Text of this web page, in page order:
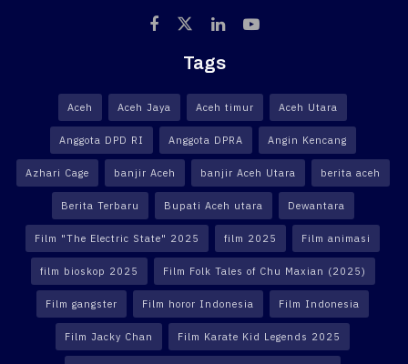
Tags
Aceh Aceh Jaya Aceh timur Aceh Utara
Anggota DPD RI Anggota DPRA Angin Kencang
Azhari Cage banjir Aceh banjir Aceh Utara berita aceh
Berita Terbaru Bupati Aceh utara Dewantara
Film "The Electric State" 2025 film 2025 Film animasi
film bioskop 2025 Film Folk Tales of Chu Maxian (2025)
Film gangster Film horor Indonesia Film Indonesia
Film Jacky Chan Film Karate Kid Legends 2025